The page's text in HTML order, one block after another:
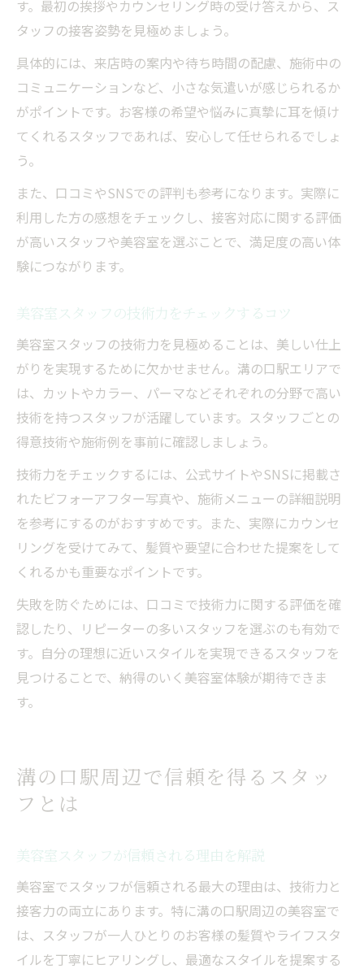
す。最初の挨拶やカウンセリング時の受け答えから、ス
タッフの接客姿勢を見極めましょう。
具体的には、来店時の案内や待ち時間の配慮、施術中の
コミュニケーションなど、小さな気遣いが感じられるか
がポイントです。お客様の希望や悩みに真摯に耳を傾け
てくれるスタッフであれば、安心して任せられるでしょ
う。
また、口コミやSNSでの評判も参考になります。実際に
利用した方の感想をチェックし、接客対応に関する評価
が高いスタッフや美容室を選ぶことで、満足度の高い体
験につながります。
美容室スタッフの技術力をチェックするコツ
美容室スタッフの技術力を見極めることは、美しい仕上
がりを実現するために欠かせません。溝の口駅エリアで
は、カットやカラー、パーマなどそれぞれの分野で高い
技術を持つスタッフが活躍しています。スタッフごとの
得意技術や施術例を事前に確認しましょう。
技術力をチェックするには、公式サイトやSNSに掲載さ
れたビフォーアフター写真や、施術メニューの詳細説明
を参考にするのがおすすめです。また、実際にカウンセ
リングを受けてみて、髪質や要望に合わせた提案をして
くれるかも重要なポイントです。
失敗を防ぐためには、口コミで技術力に関する評価を確
認したり、リピーターの多いスタッフを選ぶのも有効で
す。自分の理想に近いスタイルを実現できるスタッフを
見つけることで、納得のいく美容室体験が期待できま
す。
溝の口駅周辺で信頼を得るスタッ
フとは
美容室スタッフが信頼される理由を解説
美容室でスタッフが信頼される最大の理由は、技術力と
接客力の両立にあります。特に溝の口駅周辺の美容室で
は、スタッフが一人ひとりのお客様の髪質やライフスタ
イルを丁寧にヒアリングし、最適なスタイルを提案する